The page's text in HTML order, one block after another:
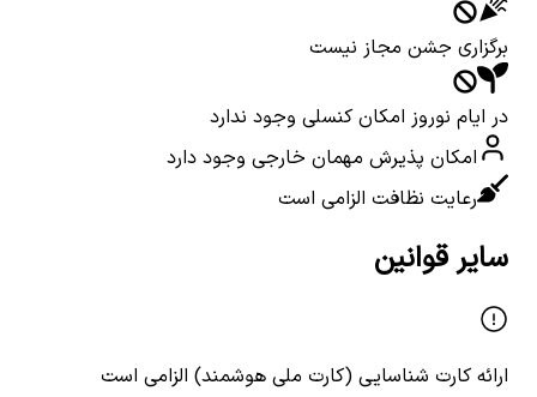
برگزاری جشن مجاز نیست
در ایام نوروز امکان کنسلی وجود ندارد
امکان پذیرش مهمان خارجی وجود دارد
رعایت نظافت الزامی است
سایر قوانین
ارائه کارت شناسایی (کارت ملی هوشمند) الزامی است